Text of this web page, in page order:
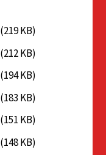
(219 KB)
(212 KB)
(194 KB)
(183 KB)
(151 KB)
(148 KB)